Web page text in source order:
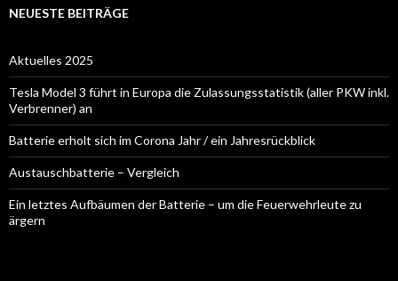
NEUESTE BEITRÄGE
Aktuelles 2025
Tesla Model 3 führt in Europa die Zulassungsstatistik (aller PKW inkl.
Verbrenner) an
Batterie erholt sich im Corona Jahr / ein Jahresrückblick
Austauschbatterie – Vergleich
Ein letztes Aufbäumen der Batterie – um die Feuerwehrleute zu
ärgern